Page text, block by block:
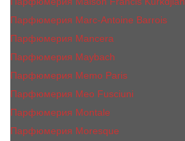
Парфюмерия Marc-Antoine Barrois
Парфюмерия Mancera
Парфюмерия Maybach
Парфюмерия Memo Paris
Парфюмерия Meo Fusciuni
Парфюмерия Montale
Парфюмерия Moresque